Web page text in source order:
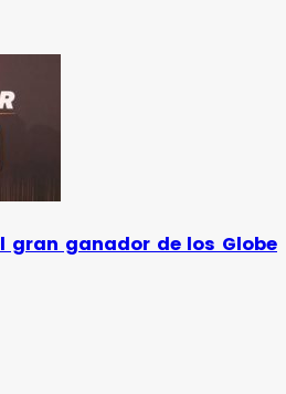
gran ganador de los Globe